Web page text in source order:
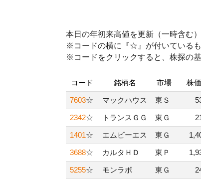
本日の年初来高値を更新（一時含む
※コードの横に『☆』が付いているも
※コードをクリックすると、株探の
コード 銘柄名 市場 株価
7603☆ マックハウス 東Ｓ
2342☆ トランスＧＧ 東Ｇ
1401☆ エムビーエス 東Ｇ
3688☆ カルタＨＤ 東Ｐ
5255☆ モンラボ 東Ｇ